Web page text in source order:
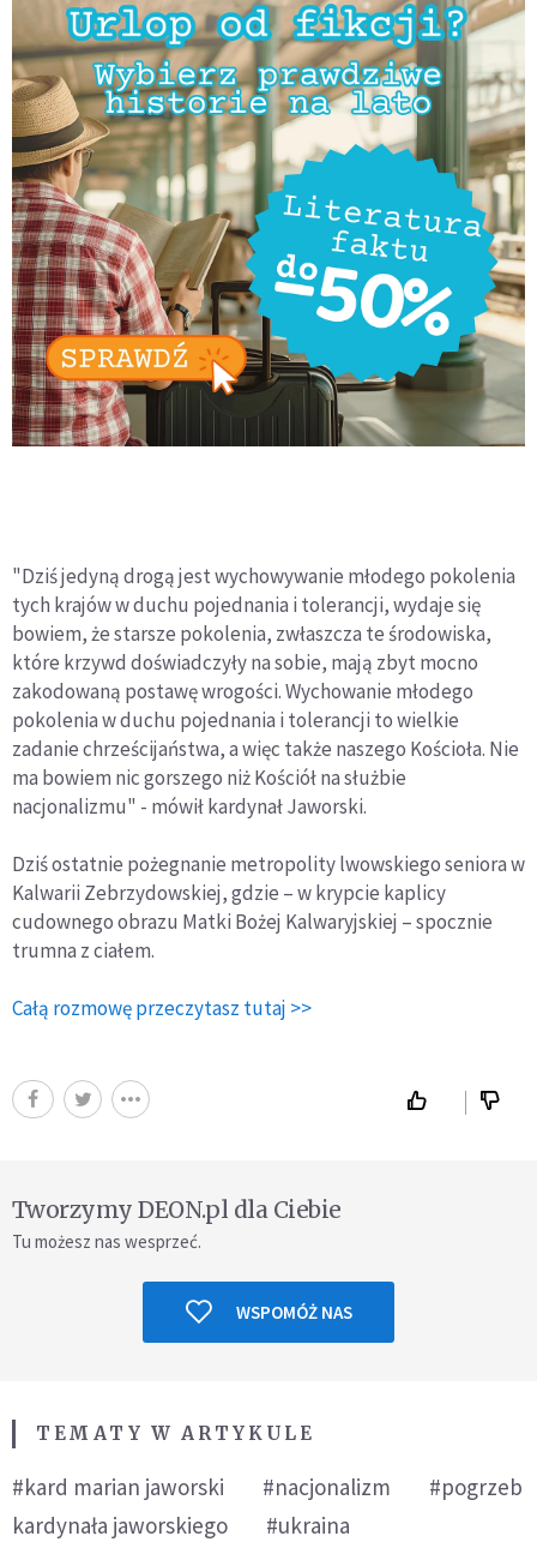
"Dziś jedyną drogą jest wychowywanie młodego pokolenia
tych krajów w duchu pojednania i tolerancji, wydaje się
bowiem, że starsze pokolenia, zwłaszcza te środowiska,
które krzywd doświadczyły na sobie, mają zbyt mocno
zakodowaną postawę wrogości. Wychowanie młodego
pokolenia w duchu pojednania i tolerancji to wielkie
zadanie chrześcijaństwa, a więc także naszego Kościoła. Nie
ma bowiem nic gorszego niż Kościół na służbie
nacjonalizmu" - mówił kardynał Jaworski.
Dziś ostatnie pożegnanie metropolity lwowskiego seniora w
Kalwarii Zebrzydowskiej, gdzie – w krypcie kaplicy
cudownego obrazu Matki Bożej Kalwaryjskiej – spocznie
trumna z ciałem.
Całą rozmowę przeczytasz tutaj >>
Tworzymy DEON.pl dla Ciebie
Tu możesz nas wesprzeć.
WSPOMÓŻ NAS
TEMATY W ARTYKULE
#kard marian jaworski #nacjonalizm
#pogrzeb
kardynała jaworskiego
#ukraina